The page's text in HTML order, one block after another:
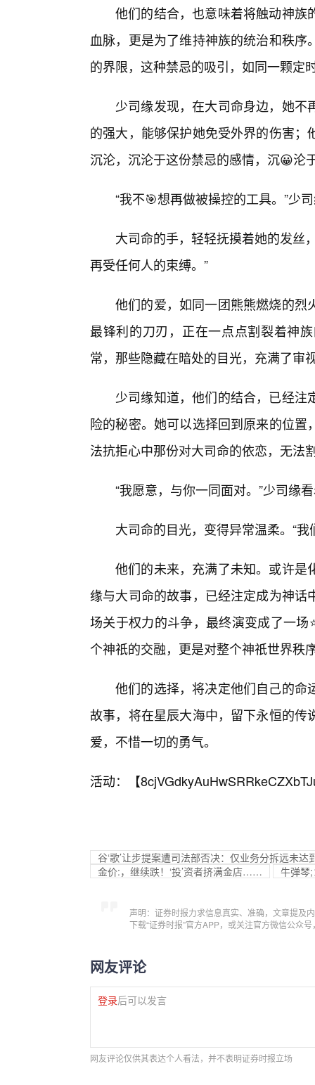
他们的结合，也意味着将触动神族
血脉，更是为了维持神族的统治和秩
的界限，这种禁忌的吸引，如同一颗定
少司缘发现，在大司命身边，她
的强大，能够保护她免受外界的伤害
沉沦，沉沦于这份禁忌的感情，沉😀沦
“我不🎯想再做被操控的工具。”少
大司命的手，轻轻抚摸着她的发丝
再受任何人的束缚。”
他们的爱，如同一团熊熊燃烧的烈
最锋利的刀刃，正在一点点割裂着神
常，那些隐藏在暗处的目光，充满了审
少司缘知道，他们的结合，已经
险的秘密。她可以选择回到原来的位
法抗拒心中那份对大司命的依恋，无法
“我愿意，与你一同面对。”少司缘
大司命的目光，变得异常温柔。“
他们的未来，充满了未知。或许是
缘与大司命的故事，已经注定成为神
场关于权力的斗争，最终演变成了一
个神祇的交融，更是对整个神祇世界秩
他们的选择，将决定他们自己的命
故事，将在星辰大海中，留下永恒的
爱，不惜一切的勇气。
活动：【
谷‘歌’让步提案遭司法部否决：仅业务分拆远未达
金价:，继续跌！‘投’资者挤满金店……
牛弹琴
声明：证券时报力求信息真实、准确，文章提及
下载“证券时报”官方APP，或关注官方微信公众
网友评论
登录后可以发言
网友评论仅供其表达个人看法，并不表明证券时报立场